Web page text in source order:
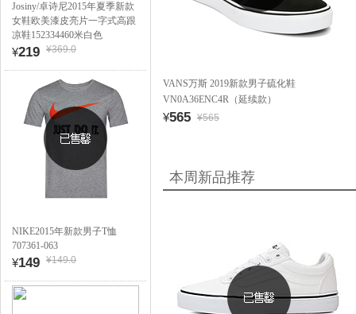
Josiny/卓诗尼2015年夏季新款
女鞋欧美漆皮亮片一字式高跟
凉鞋152334460米白色
¥219 ¥369.0
NIKE2015年新款男子T恤
707361-063
¥149 ¥149.0
VANS万斯 2019新款男子硫化鞋
VN0A36ENC4R（延续款）
¥565 ¥565
本周新品推荐